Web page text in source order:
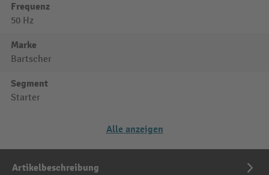
Frequenz
50 Hz
Marke
Bartscher
Segment
Starter
Alle anzeigen
Artikelbeschreibung